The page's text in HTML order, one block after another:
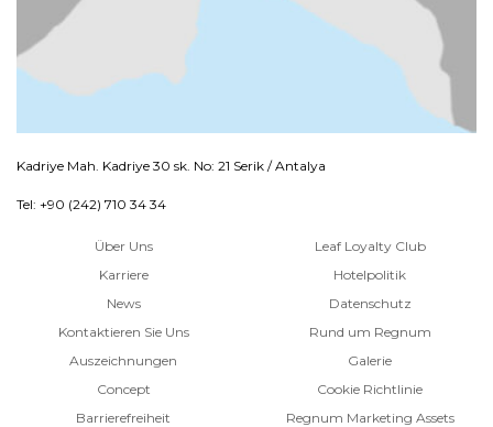
Kadriye Mah. Kadriye 30 sk. No: 21 Serik / Antalya
Tel: +90 (242) 710 34 34
Über Uns
Karriere
News
Kontaktieren Sie Uns
Auszeichnungen
Concept
Barrierefreiheit
Leaf Loyalty Club
Hotelpolitik
Datenschutz
Rund um Regnum
Galerie
Cookie Richtlinie
Regnum Marketing Assets